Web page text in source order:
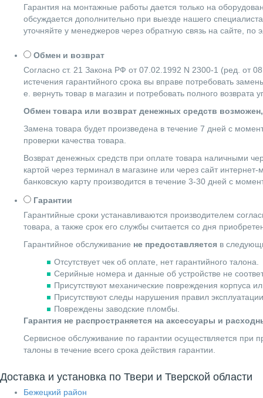
Гарантия на монтажные работы дается только на
обсуждается дополнительно при выезде нашего
уточняйте у менеджеров через обратную связь на сайте,
Обмен и возврат
Согласно ст. 21 Закона РФ от 07.02.1992 N 2300-1 (ред. от
истечения гарантийного срока вы вправе потребовать
е. вернуть товар в магазин и потребовать полного
Обмен товара или возврат денежных средств
Замена товара будет произведена в течение 7 дней с
проверки качества товара.
Возврат денежных средств при оплате товара наличными
картой через терминал в магазине или через сайт
банковскую карту производится в течение 3-30 дней с
Гарантии
Гарантийные сроки устанавливаются производителем
товара, а также срок его службы считается со дня
Гарантийное обслуживание не предоставляется в
Отсутствует чек об оплате, нет гарантийного талона.
Серийные номера и данные об устройстве не
Присутствуют механические повреждения корпуса
Присутствуют следы нарушения правил
Повреждены заводские пломбы.
Гарантия не распространяется на аксессуары и
Сервисное обслуживание по гарантии осуществляется при
талоны в течение всего срока действия гарантии.
Доставка и установка по Твери и Тверской области
Бежецкий район